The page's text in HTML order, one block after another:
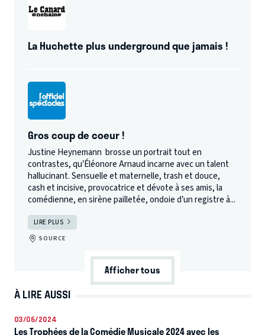
La Huchette plus underground que jamais !
Gros coup de coeur !
Justine Heynemann brosse un portrait tout en
contrastes, qu’Éléonore Arnaud incarne avec un talent
hallucinant. Sensuelle et maternelle, trash et douce,
cash et incisive, provocatrice et dévote à ses amis, la
comédienne, en sirène pailletée, ondoie d’un registre à...
LIRE PLUS
SOURCE
Afficher tous
À LIRE AUSSI
03/06/2024
Les Trophées de la Comédie Musicale 2024 avec les